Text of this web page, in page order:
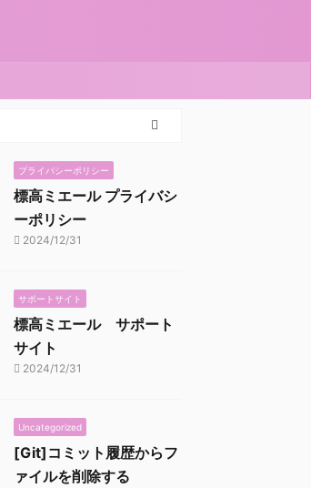
プライバシーポリシー
標高ミエール プライバシ
ーポリシー
2024/12/31
サポートサイト
標高ミエール サポート
サイト
2024/12/31
Uncategorized
[Git]コミット履歴からフ
ァイルを削除する